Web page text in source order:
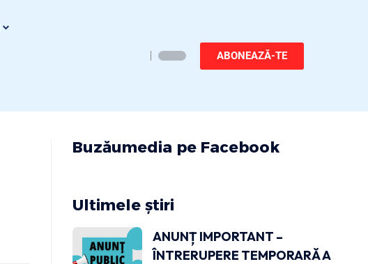
ABONEAZĂ-TE
Buzăumedia pe Facebook
Ultimele știri
ANUNȚ IMPORTANT –
ÎNTRERUPERE TEMPORARĂ A